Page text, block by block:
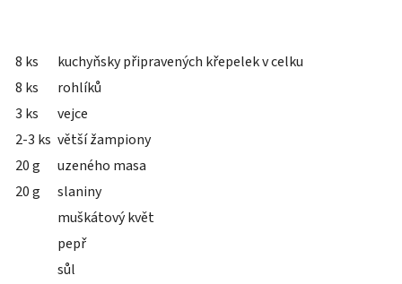
8 ks
kuchyňsky připravených křepelek v celku
8 ks
rohlíků
3 ks
vejce
2-3 ks větší žampiony
20 g
uzeného masa
20 g
slaniny
muškátový květ
pepř
sůl